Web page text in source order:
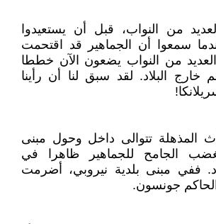
من النواب، قبل أن يستعيدوا
سمعوا أن الجماهير قد اقتحمت
العديد من النواب يضعون الآن خططا
خارج البلاد. لقد سبق لنا أن رأينا
المذهلة تتوالى داخل وحول مبنى
الجامح للجماهير ظاهرا في
ففي مبنى بلدية نيروبي، أضرمت
جونسون.